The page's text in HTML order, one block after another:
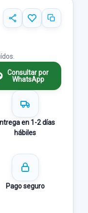
Consultar por
WhatsApp
en 1-2 días
hábiles
Pago seguro